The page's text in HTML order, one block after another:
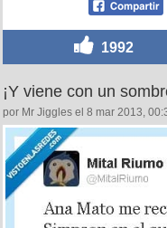
1992
¡Y viene con un
por Mr Jiggles el 8 mar 2013,